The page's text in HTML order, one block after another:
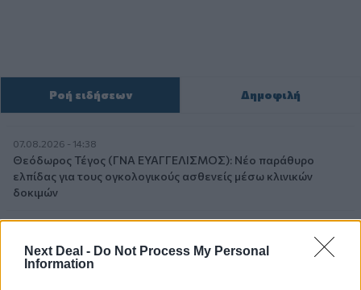
Next Deal - Do Not Process My Personal
Information
Ροή ειδήσεων Δημοφιλή
07.08.2026 - 14:38
Θεόδωρος Τέγος (ΓΝΑ ΕΥΑΓΓΕΛΙΣΜΟΣ): Νέο παράθυρο
ελπίδας για τους ογκολογικούς ασθενείς μέσω κλινικών
δοκιμών
Χρήστος Γεωργόπουλος – «ΕΡΡΙΚΟΣ ΝΤΥΝΑΝ»/ΚΕΝΤΡΟ
ΑΝΑΠΛΑΣΗ